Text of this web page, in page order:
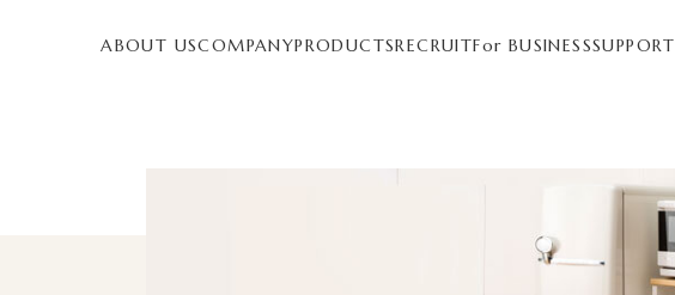
ABOUT USCOMPANYPRODUCTSRECRUITFor BUSINESSSUPPORT